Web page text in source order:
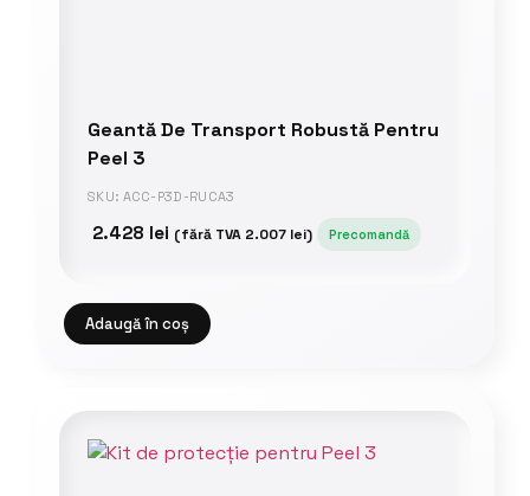
Geantă De Transport Robustă Pentru
Peel 3
SKU: ACC-P3D-RUCA3
2.428 lei (fără TVA 2.007 lei) Precomandă
Adaugă în coș